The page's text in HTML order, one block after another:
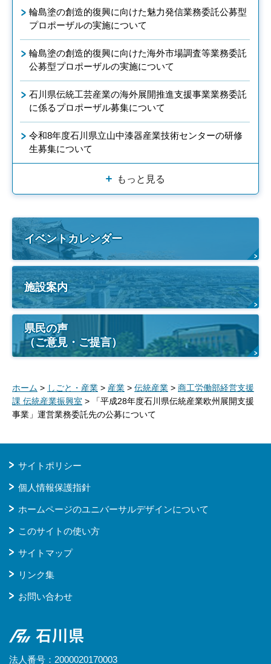
輪島塗の創造的復興に向けた魅力発信業務委託公募型
プロポーザルの実施について
輪島塗の創造的復興に向けた海外市場調査等業務委託
公募型プロポーザルの実施について
石川県伝統工芸産業の海外展開推進支援事業業務委託
に係るプロポーザル募集について
令和8年度石川県立山中漆器産業技術センターの研修
生募集について
もっと見る
イベントカレンダー
施設案内
県民の声
（ご意見・ご提言）
ホーム > しごと・産業 > 産業 > 伝統産業 > 商工労働部経営支援
課 伝統産業振興室 > 「平成28年度石川県伝統産業欧州展開支援
事業」運営業務委託先の公募について
サイトポリシー
個人情報保護指針
ホームページのユニバーサルデザインについて
このサイトの使い方
サイトマップ
リンク集
お問い合わせ
石川県
法人番号：2000020170003